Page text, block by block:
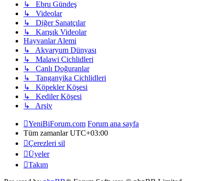
↳ Ebru Gündeş
↳ Videolar
↳ Diğer Sanatçılar
↳ Karışık Videolar
Hayvanlar Alemi
↳ Akvaryum Dünyası
↳ Malawi Cichlidleri
↳ Canlı Doğuranlar
↳ Tanganyika Cichlidleri
↳ Köpekler Köşesi
↳ Kediler Köşesi
↳ Arşiv
YeniBiForum.com Forum ana sayfa
Tüm zamanlarUTC+03:00
Çerezleri sil
Üyeler
Takım